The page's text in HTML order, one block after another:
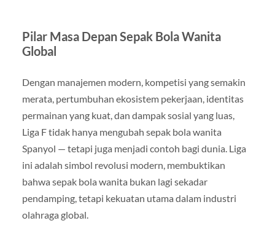
Pilar Masa Depan Sepak Bola Wanita
Global
Dengan manajemen modern, kompetisi yang semakin
merata, pertumbuhan ekosistem pekerjaan, identitas
permainan yang kuat, dan dampak sosial yang luas,
Liga F tidak hanya mengubah sepak bola wanita
Spanyol — tetapi juga menjadi contoh bagi dunia. Liga
ini adalah simbol revolusi modern, membuktikan
bahwa sepak bola wanita bukan lagi sekadar
pendamping, tetapi kekuatan utama dalam industri
olahraga global.